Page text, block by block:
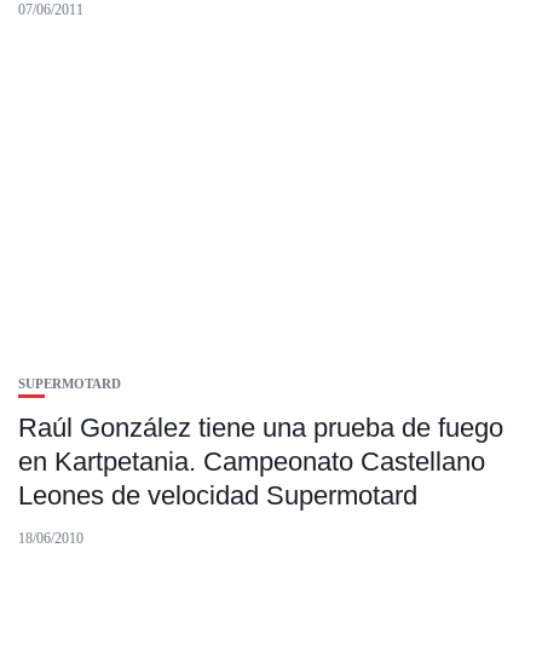
07/06/2011
SUPERMOTARD
Raúl González tiene una prueba de fuego
en Kartpetania. Campeonato Castellano
Leones de velocidad Supermotard
18/06/2010